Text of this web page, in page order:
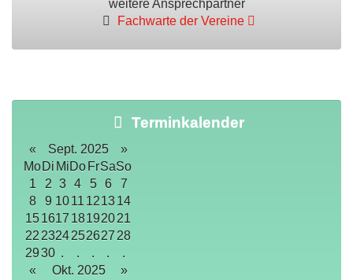
weitere Ansprechpartner
Fachwarte der Vereine
Terminkalender
« Sept. 2025
»
MoDi MiDo FrSaSo
1
2 3 4 5 6
7
8
9 1011 121314
151617 18192021
22 2324252627 28
2930 . . . .
.
«
Okt. 2025
»